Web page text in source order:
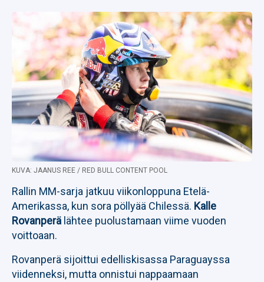
KUVA: JAANUS REE / RED BULL CONTENT POOL
Rallin MM-sarja jatkuu viikonloppuna Etelä-
Amerikassa, kun sora pöllyää Chilessä. Kalle
Rovanperä lähtee puolustamaan viime vuoden
voittoaan.
Rovanperä sijoittui edelliskisassa Paraguayssa
viidenneksi, mutta onnistui nappaamaan